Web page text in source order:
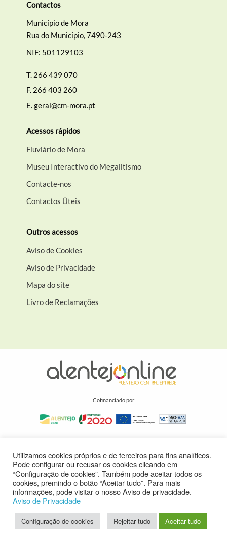
Contactos
Município de Mora
Rua do Município, 7490-243
NIF: 501129103
T. 266 439 070
F. 266 403 260
E.geral@cm-mora.pt
Acessos rápidos
Fluviário de Mora
Museu Interactivo do Megalitismo
Contacte-nos
Contactos Úteis
Outros acessos
Aviso de Cookies
Aviso de Privacidade
Mapa do site
Livro de Reclamações
Cofinanciado por
Utilizamos cookies próprios e de terceiros para fins analíticos.
Pode configurar ou recusar os cookies clicando em
“Configuração de cookies”. Também pode aceitar todos os
cookies, premindo o botão “Aceitar tudo”. Para mais
informações, pode visitar o nosso Aviso de privacidade.
Aviso de Privacidade
Configuração de cookies Rejeitar tudo Aceitar tudo